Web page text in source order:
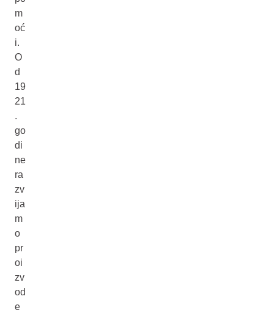
m
oć
i.
O
d
19
21
.
go
di
ne
ra
zv
ija
m
o
pr
oi
zv
od
e